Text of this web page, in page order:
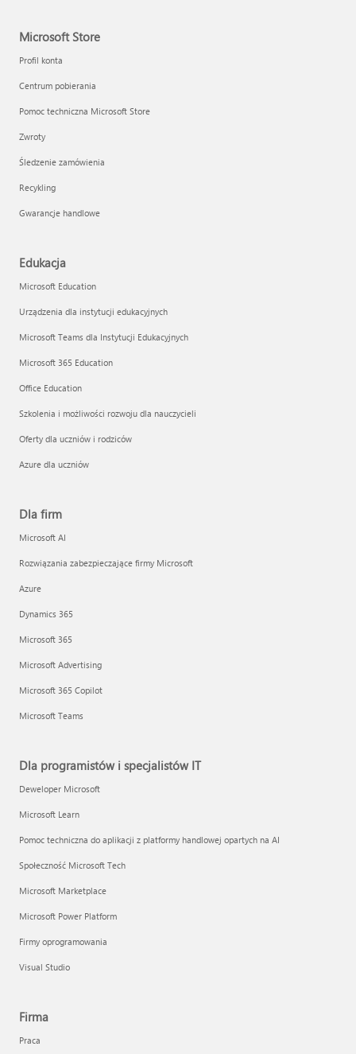
Microsoft Store
Profil konta
Centrum pobierania
Pomoc techniczna Microsoft Store
Zwroty
Śledzenie zamówienia
Recykling
Gwarancje handlowe
Edukacja
Microsoft Education
Urządzenia dla instytucji edukacyjnych
Microsoft Teams dla Instytucji Edukacyjnych
Microsoft 365 Education
Office Education
Szkolenia i możliwości rozwoju dla nauczycieli
Oferty dla uczniów i rodziców
Azure dla uczniów
Dla firm
Microsoft AI
Rozwiązania zabezpieczające firmy Microsoft
Azure
Dynamics 365
Microsoft 365
Microsoft Advertising
Microsoft 365 Copilot
Microsoft Teams
Dla programistów i specjalistów IT
Deweloper Microsoft
Microsoft Learn
Pomoc techniczna do aplikacji z platformy handlowej opartych na AI
Społeczność Microsoft Tech
Microsoft Marketplace
Microsoft Power Platform
Firmy oprogramowania
Visual Studio
Firma
Praca